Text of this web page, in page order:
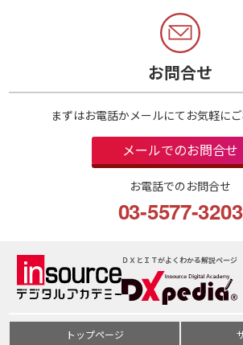
お問合せ
まずはお電話かメールにてお気軽に
メールでのお問合せ
お電話でのお問合せ
03-5577-3203
ＤＸとＩＴがよくわかる解説ページ
トップページ